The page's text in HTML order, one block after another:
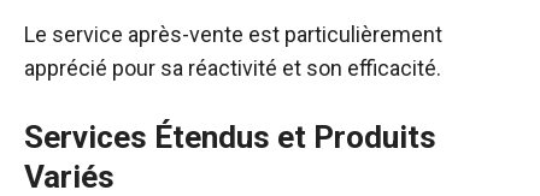
Le service après-vente est particulièrement
apprécié pour sa réactivité et son efficacité.
Services Étendus et Produits
Variés